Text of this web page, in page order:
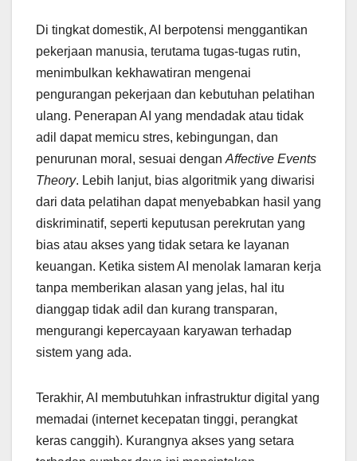
Di tingkat domestik, AI berpotensi menggantikan
pekerjaan manusia, terutama tugas-tugas rutin,
menimbulkan kekhawatiran mengenai
pengurangan pekerjaan dan kebutuhan pelatihan
ulang. Penerapan AI yang mendadak atau tidak
adil dapat memicu stres, kebingungan, dan
penurunan moral, sesuai denganAffective Events
Theory. Lebih lanjut, bias algoritmik yang diwarisi
dari data pelatihan dapat menyebabkan hasil yang
diskriminatif, seperti keputusan perekrutan yang
bias atau akses yang tidak setara ke layanan
keuangan. Ketika sistem AI menolak lamaran kerja
tanpa memberikan alasan yang jelas, hal itu
dianggap tidak adil dan kurang transparan,
mengurangi kepercayaan karyawan terhadap
sistem yang ada.
Terakhir, AI membutuhkan infrastruktur digital yang
memadai (internet kecepatan tinggi, perangkat
keras canggih). Kurangnya akses yang setara